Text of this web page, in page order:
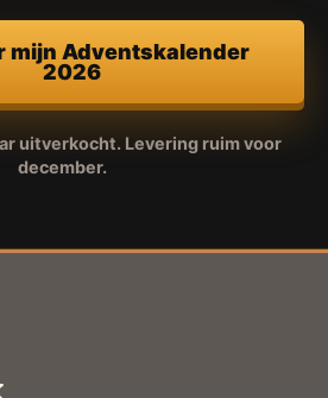
mijn Adventskalender
2026
uitverkocht. Levering ruim voor
december.